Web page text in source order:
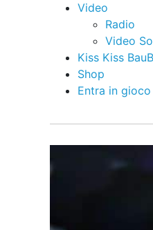
Video
Radio
Video
Kiss Kiss
Shop
Entra in gioco